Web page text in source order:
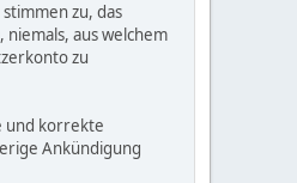
zu, das
aus welchem
zu
und korrekte
Ankündigung